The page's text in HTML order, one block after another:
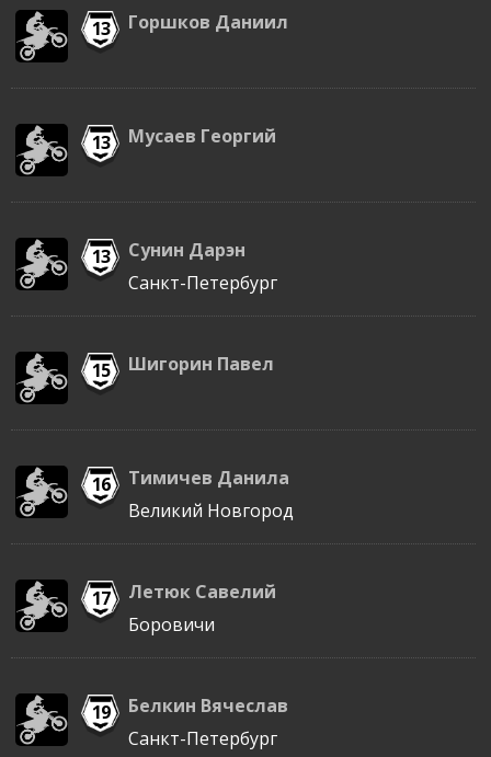
13 Горшков Даниил
13 Мусаев Георгий
13
Сунин Дарэн
Санкт-Петербург
15 Шигорин Павел
16
Тимичев Данила
Великий Новгород
17
Летюк Савелий
Боровичи
19
Белкин Вячеслав
Санкт-Петербург